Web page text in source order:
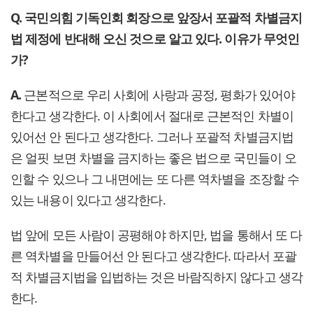
Q. 국민의힘 기독인회 회장으로 앞장서 포괄적 차별금지
법 제정에 반대해 오신 것으로 알고 있다. 이유가 무엇인
가?
A. 근본적으로 우리 사회에 사랑과 공정, 평화가 있어야
한다고 생각한다. 이 사회에서 절대로 근본적인 차별이
있어선 안 된다고 생각한다. 그러나 포괄적 차별금지법
은 얼핏 보면 차별을 금지하는 좋은 법으로 국민들이 오
인할 수 있으나 그 내면에는 또 다른 역차별을 조장할 수
있는 내용이 있다고 생각한다.
법 앞에 모든 사람이 공평해야 하지만, 법을 통해서 또 다
른 역차별을 만들어선 안 된다고 생각한다. 따라서 포괄
적 차별금지법을 입법하는 것은 바람직하지 않다고 생각
한다.